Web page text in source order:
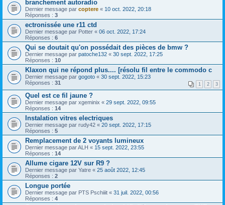
branchement autoradio
Dernier message par coptere « 10 oct. 2022, 20:18
Réponses : 3
ectronissée une r11 ctd
Dernier message par Potter « 06 oct. 2022, 17:24
Réponses : 6
Qui se doutait qu'on possédait des pièces de bmw ?
Dernier message par patoche132 « 30 sept. 2022, 17:25
Réponses : 10
Klaxon qui ne répond plus.... [résolu fil entre le commodo c
Dernier message par gogoto « 30 sept. 2022, 15:23
Réponses : 31 1 2 3
Quel est ce fil jaune ?
Dernier message par xgeminix « 29 sept. 2022, 09:55
Réponses : 14
Instalation vitres electriques
Dernier message par rudy42 « 20 sept. 2022, 17:15
Réponses : 5
Remplacement de 2 voyants lumineux
Dernier message parALH « 15 sept. 2022, 23:55
Réponses : 14
Allume cigare 12V sur R9 ?
Dernier message par Yatre « 25 août 2022, 12:45
Réponses : 2
Longue portée
Dernier message par PTS Pschiiit « 31 juil. 2022, 00:56
Réponses : 4